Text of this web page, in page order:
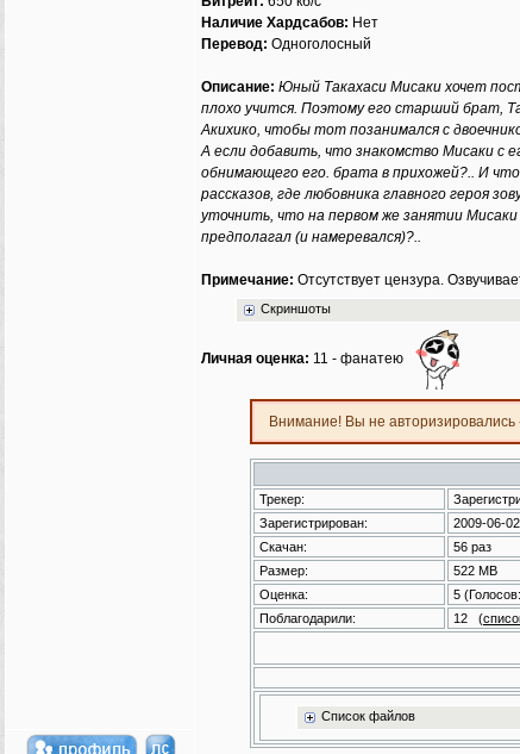
Гость
Гость
Гость
Гость
Гость
Наличие Хардсабов: Нет
Перевод: Одноголосный
Описание: Юный Такахаси Мисаки хочет
плохо учится. Поэтому его старший брат,
Акихико, чтобы тот позанимался с
А если добавить, что знакомство Мисаки с
обнимающего его. брата в прихожей?.. И
рассказов, где любовника главного героя
уточнить, что на первом же занятии
предполагал (и намеревался)?..
Примечание: Отсутствует цензура.
Скриншоты
Личная оценка: 11 - фанатею
Внимание! Вы не
Трекер:
Зарегистрирован:
2009-06-
Скачан:
56 раз
Размер:
522 MB
Оценка:
5 (Голосов:
Поблагодарили:
12 (
Список файлов